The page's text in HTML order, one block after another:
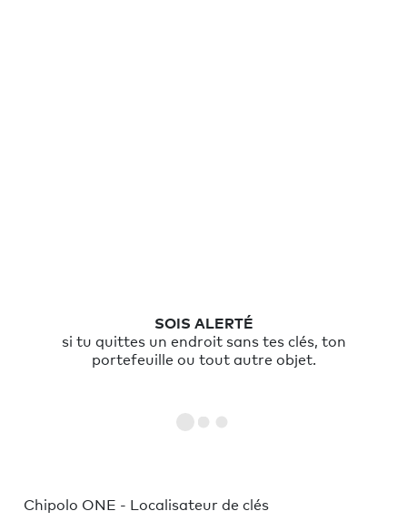
FAIS SONNER
ton objet en utilisant l’App Chipolo ou appuie
deux fois sur Chipolo pour faire sonner ton
Chipolo ONE - Localisateur de clés